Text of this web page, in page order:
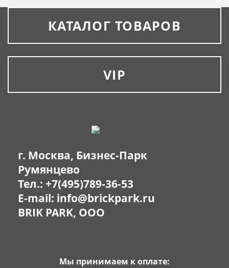
КАТАЛОГ ТОВАРОВ
VIP
г. Москва, Бизнес-Парк
Румянцево
Тел.: +7(495)789-36-53
E-mail: info@brickpark.ru
BRIK PARK, OOO
Мы принимаем к оплате: